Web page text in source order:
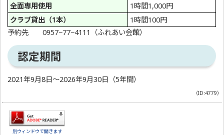
全面専用使用
1時間1,000円
クラブ貸出（1本）
1時間100円
予約先 0957−77−4111（ふれあい会館）
認定期間
2021年9月8日〜2026年9月30日（5年間）
（ID:4779）
別ウィンドウで開きます